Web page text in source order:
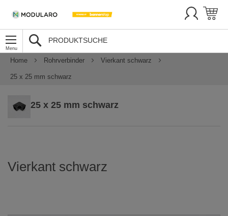
SUCHE
Home Rohrverbinder Vierkant schwarz
25 x 25 mm schwarz
25 x 25 mm schwarz
Vierkant schwarz